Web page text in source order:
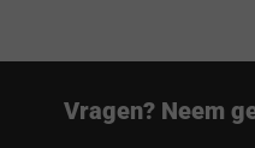
Vragen? Neem